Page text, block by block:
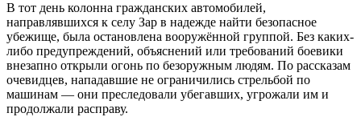
В тот день колонна гражданских автомобилей,
направлявшихся к селу Зар в надежде найти безопасное
убежище, была остановлена вооружённой группой. Без каких-
либо предупреждений, объяснений или требований боевики
внезапно открыли огонь по безоружным людям. По рассказам
очевидцев, нападавшие не ограничились стрельбой по
машинам — они преследовали убегавших, угрожали им и
продолжали расправу.